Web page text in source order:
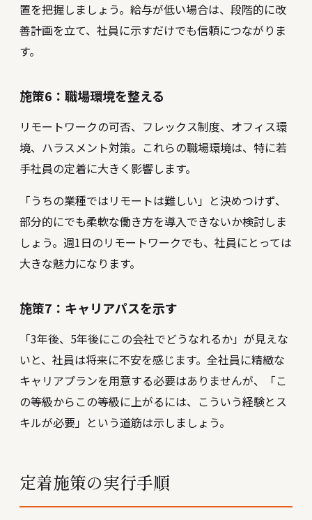
置を把握しましょう。給与が低い場合は、段階的に改
善計画を立て、社員に示すだけでも信頼につながりま
す。
施策6：職場環境を整える
リモートワークの可否、フレックス制度、オフィス環
境、ハラスメント対策。これらの職場環境は、特に若
手社員の定着に大きく影響します。
「うちの業種ではリモートは難しい」と決めつけず、
部分的にでも柔軟な働き方を導入できないか検討しま
しょう。週1日のリモートワークでも、社員にとっては
大きな魅力になります。
施策7：キャリアパスを示す
「3年後、5年後にこの会社でどうなれるか」が見えな
いと、社員は将来に不安を感じます。全社員に精緻な
キャリアプランを用意する必要はありませんが、「こ
の等級からこの等級に上がるには、こういう経験とス
キルが必要」という道筋は示しましょう。
定着施策の実行手順